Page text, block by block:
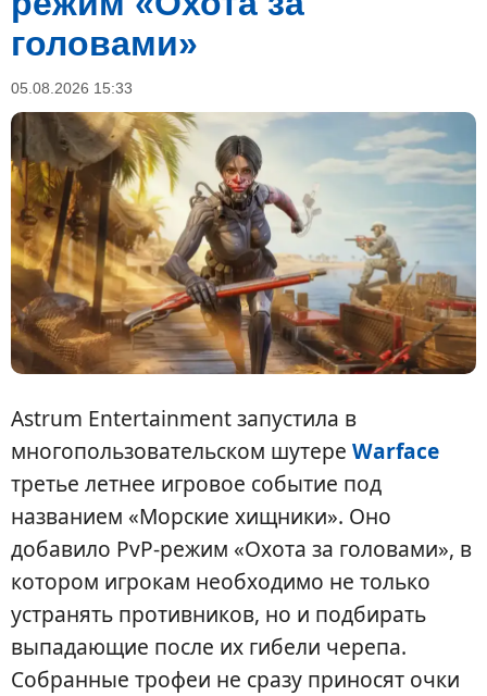
головами»
05.08.2026 15:33
Astrum Entertainment запустила в
многопользовательском шутере Warface
третье летнее игровое событие под
названием «Морские хищники». Оно
добавило PvP-режим «Охота за головами», в
котором игрокам необходимо не только
устранять противников, но и подбирать
выпадающие после их гибели черепа.
Собранные трофеи не сразу приносят очки